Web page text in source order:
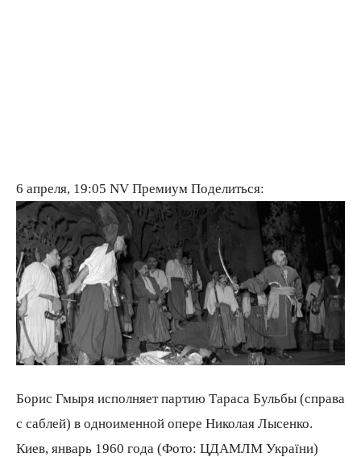
6 апреля, 19:05 NV Премиум Поделиться:
Борис Гмыря исполняет партию Тараса Бульбы (справа
с саблей) в одноименной опере Николая Лысенко.
Киев, январь 1960 года (Фото: ЦДАМЛМ України)